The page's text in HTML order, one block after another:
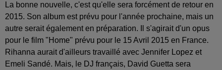
La bonne nouvelle, c'est qu'elle sera forcément de retour en
2015. Son album est prévu pour l'année prochaine, mais un
autre serait également en préparation. Il s'agirait d'un opus
pour le film "Home" prévu pour le 15 Avril 2015 en France.
Rihanna aurait d'ailleurs travaillé avec Jennifer Lopez et
Emeli Sandé. Mais, le DJ français, David Guetta sera